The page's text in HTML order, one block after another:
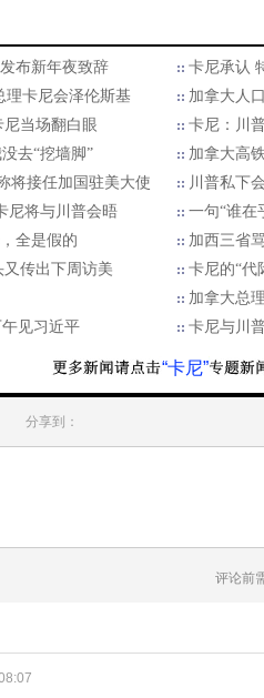
布新年夜致辞
卡尼承认
理卡尼会泽伦斯基
加拿大人
当场翻白眼
卡尼：川
去“挖墙脚”
加拿大高
将接任加国驻美大使
川普私下
尼将与川普会晤
一句“谁在
全是假的
加西三省
又传出下周访美
卡尼的“代
加拿大总
见习近平
卡尼与川
“卡尼”
分享到：
评论前